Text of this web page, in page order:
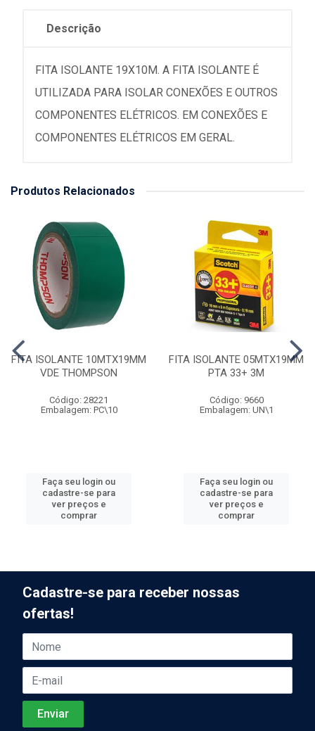
Descrição
FITA ISOLANTE 19X10M. A FITA ISOLANTE É
UTILIZADA PARA ISOLAR CONEXÕES E OUTROS
COMPONENTES ELÉTRICOS. EM CONEXÕES E
COMPONENTES ELÉTRICOS EM GERAL.
Produtos Relacionados
FITA ISOLANTE 10MTX19MM
VDE THOMPSON
Código: 28221
Embalagem: PC\10
Faça seu login ou
cadastre-se para
ver preços e
comprar
FITA ISOLANTE 05MTX19MM
PTA 33+ 3M
Código: 9660
Embalagem: UN\1
Faça seu login ou
cadastre-se para
ver preços e
comprar
Cadastre-se para receber nossas
ofertas!